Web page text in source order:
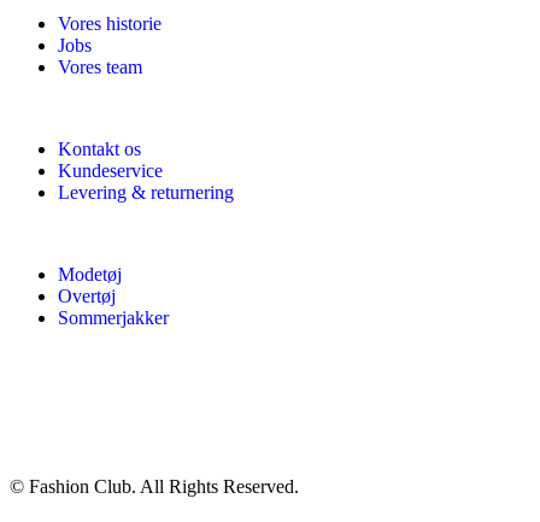
Vores historie
Jobs
Vores team
Kontakt os
Kundeservice
Levering & returnering
Modetøj
Overtøj
Sommerjakker
© Fashion Club. All Rights Reserved.